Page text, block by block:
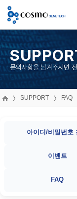
문의사항을 남겨주시면
SUPPORT FAQ
아이디/비밀번호
이벤트
FAQ